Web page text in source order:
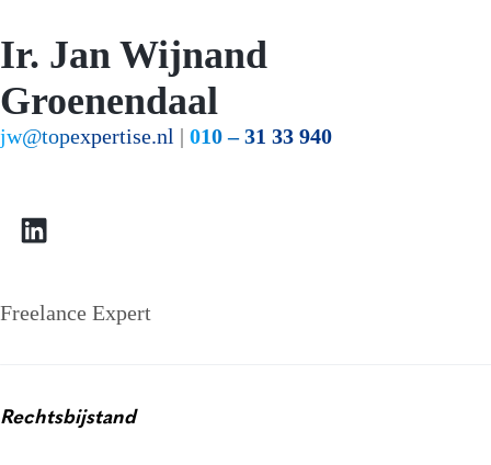
Ir. Jan Wijnand
Groenendaal
jw@topexpertise.nl | 010 – 31 33 940
Freelance Expert
Rechtsbijstand